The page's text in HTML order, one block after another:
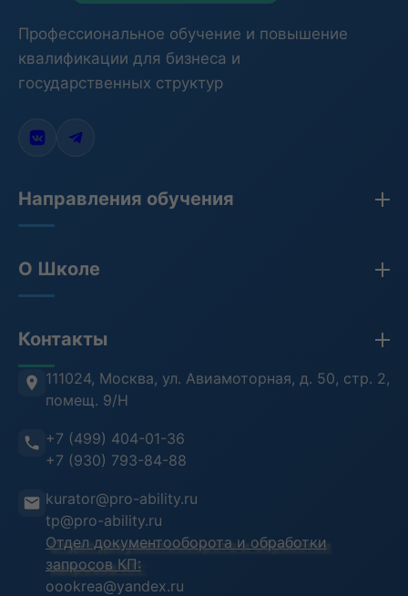
Профессиональное обучение и повышение
квалификации для бизнеса и
государственных структур
Направления обучения
Бухгалтерия
Противодействие коррупции
Антитеррористическая безопасность
Информационная безопасность
Воинский учет
О Школе
Лицензия
Проверка документов (ФРДО)
Отзывы клиентов
Преподаватели
Анкета слушателя
Контакты
111024, Москва, ул. Авиамоторная, д. 50, стр. 2,
помещ. 9/Н
+7 (499) 404-01-36
+7 (930) 793-84-88
kurator@pro-ability.ru
tp@pro-ability.ru
Отдел документооборота и обработки
запросов КП:
oookrea@yandex.ru